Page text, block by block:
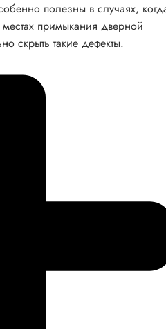
полезны в случаях,
примыкания дверной
скрыть такие дефекты.